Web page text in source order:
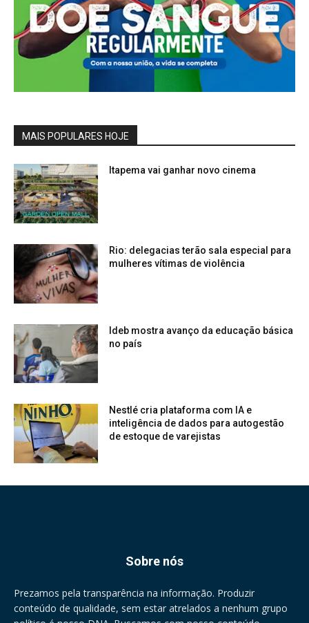
MAIS POPULARES HOJE
Itapema vai ganhar novo cinema
Rio: delegacias terão sala especial para
mulheres vítimas de violência
Ideb mostra avanço da educação básica
no país
Nestlé cria plataforma com IA e
inteligência de dados para autogestão
de estoque de varejistas
Sobre nós
Prezamos pela transparência na informação. Produzir
conteúdo de qualidade, sem estar atrelados a nenhum grupo